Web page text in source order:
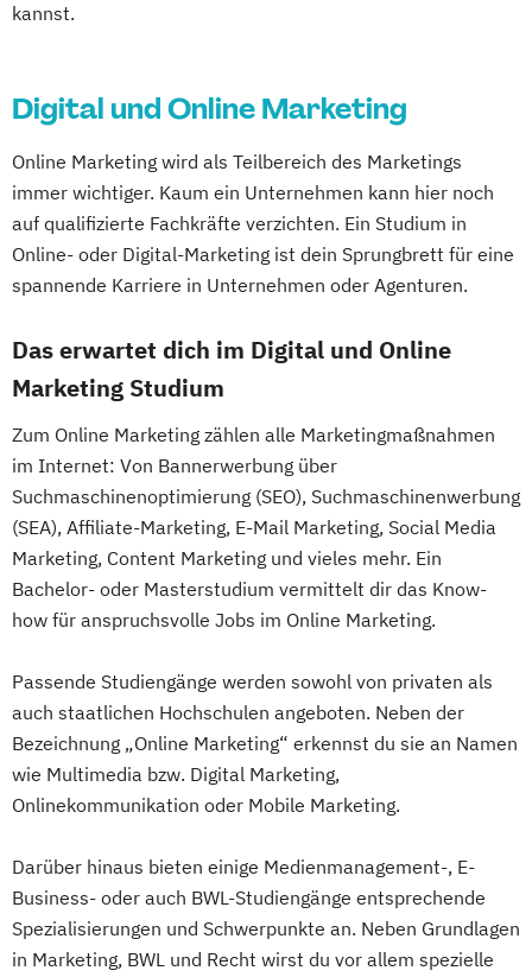
kannst.
Digital und Online Marketing
Online Marketing wird als Teilbereich des Marketings
immer wichtiger. Kaum ein Unternehmen kann hier noch
auf qualifizierte Fachkräfte verzichten. Ein Studium in
Online- oder Digital-Marketing ist dein Sprungbrett für eine
spannende Karriere in Unternehmen oder Agenturen.
Das erwartet dich im Digital und Online
Marketing Studium
Zum Online Marketing zählen alle Marketingmaßnahmen
im Internet: Von Bannerwerbung über
Suchmaschinenoptimierung (SEO), Suchmaschinenwerbung
(SEA), Affiliate-Marketing, E-Mail Marketing, Social Media
Marketing, Content Marketing und vieles mehr. Ein
Bachelor- oder Masterstudium vermittelt dir das Know-
how für anspruchsvolle Jobs im Online Marketing.
Passende Studiengänge werden sowohl von privaten als
auch staatlichen Hochschulen angeboten. Neben der
Bezeichnung „Online Marketing“ erkennst du sie an Namen
wie Multimedia bzw. Digital Marketing,
Onlinekommunikation oder Mobile Marketing.
Darüber hinaus bieten einige Medienmanagement-, E-
Business- oder auch BWL-Studiengänge entsprechende
Spezialisierungen und Schwerpunkte an. Neben Grundlagen
in Marketing, BWL und Recht wirst du vor allem spezielle